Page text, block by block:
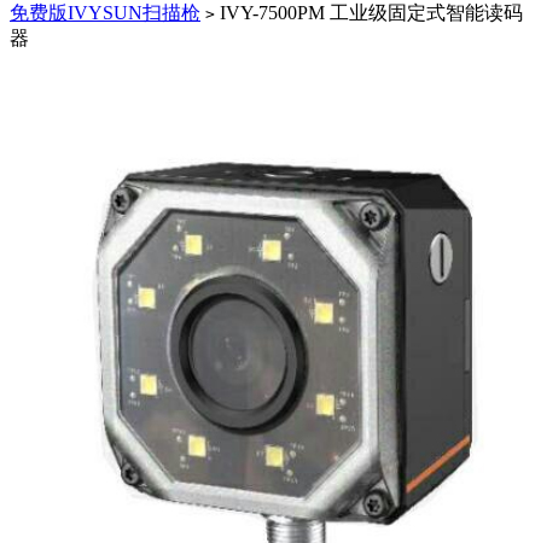
免费版IVYSUN扫描枪 > IVY-7500PM 工业级固定式智能读码
器